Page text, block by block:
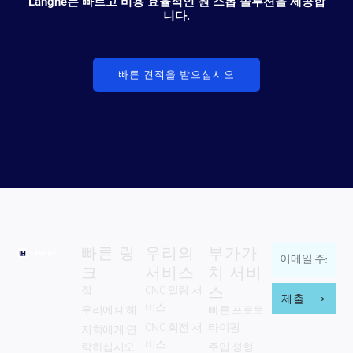
니다.
빠른 견적을 받으십시오
빠른 링
크
집
우리에 대해
저희에게 연
락하십시오
우리의
서비스
CNC 밀링 서
비스
CNC 회전 서
비스
부가가
치 서비
스
빠른 프로토
타이핑
주입 성형
일
주
제출 ⟶